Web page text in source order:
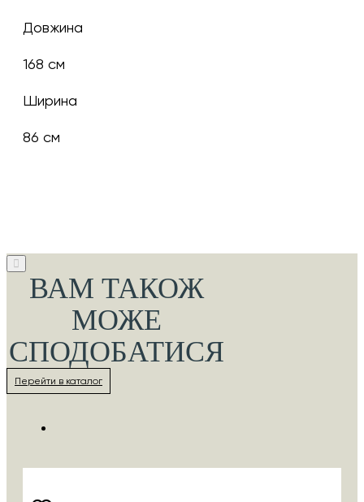
Довжина
168 см
Ширина
86 см
ВАМ ТАКОЖ
МОЖЕ
СПОДОБАТИСЯ
Перейти в каталог